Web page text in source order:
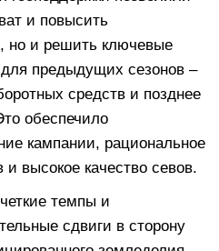
и повысить
но и решить ключевые
предыдущих сезонов –
средств и позднее
обеспечило
кампании, рациональное
и высокое качество севов.
темпы и
сдвиги в сторону